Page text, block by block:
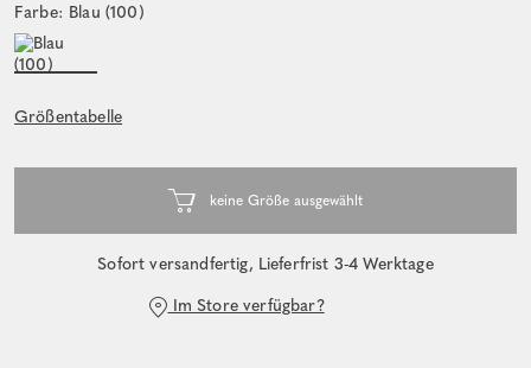
Farbe: Blau (100)
Größentabelle
Sofort versandfertig, Lieferfrist 3-4 Werktage
Im Store verfügbar?